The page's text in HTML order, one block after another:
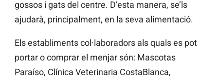
gossos i gats del centre. D’esta manera, se’ls
ajudarà, principalment, en la seva alimentació.
Els establiments col·laboradors als quals es pot
portar o comprar el menjar són: Mascotas
Paraíso, Clínica Veterinaria CostaBlanca,